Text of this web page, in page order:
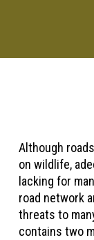
Although
on wildlife,
lacking for
road network
threats to
contains two